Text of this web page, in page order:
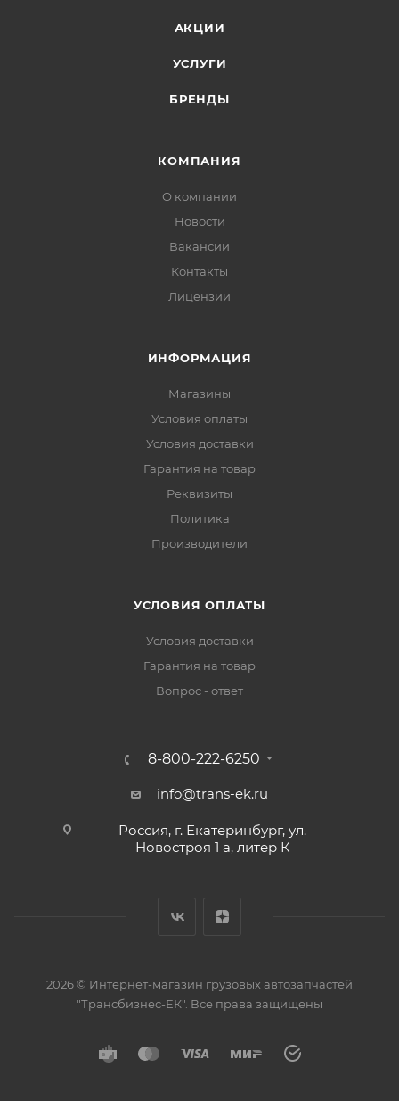
АКЦИИ
УСЛУГИ
БРЕНДЫ
КОМПАНИЯ
О компании
Новости
Вакансии
Контакты
Лицензии
ИНФОРМАЦИЯ
Магазины
Условия оплаты
Условия доставки
Гарантия на товар
Реквизиты
Политика
Производители
УСЛОВИЯ ОПЛАТЫ
Условия доставки
Гарантия на товар
Вопрос - ответ
8-800-222-6250
info@trans-ek.ru
Россия, г. Екатеринбург, ул.
Новостроя 1 а, литер К
2026 © Интернет-магазин грузовых автозапчастей
"Трансбизнес-ЕК" . Все права защищены